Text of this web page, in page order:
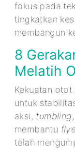
fokus pada
tingkatkan
membangun
8
Melatih
Kekuatan
untuk
aksi, tumbling
membantu
telah